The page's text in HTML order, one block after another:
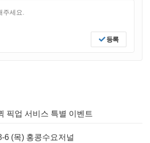
등록
픽업 서비스 특별 이벤트
6 (목) 홍콩수요저널